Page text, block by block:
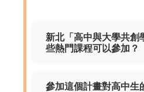
新北「高中與大學共創
些熱門課程可以參加？
參加這個計畫對高中生